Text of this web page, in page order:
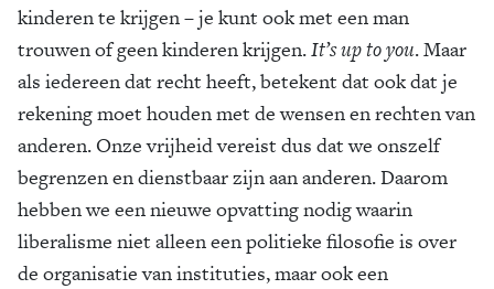
kinderen te krijgen – je kunt ook met een man
trouwen of geen kinderen krijgen.It’s up to you. Maar
als iedereen dat recht heeft, betekent dat ook dat je
rekening moet houden met de wensen en rechten van
anderen. Onze vrijheid vereist dus dat we onszelf
begrenzen en dienstbaar zijn aan anderen. Daarom
hebben we een nieuwe opvatting nodig waarin
liberalisme niet alleen een politieke filosofie is over
de organisatie van instituties, maar ook een